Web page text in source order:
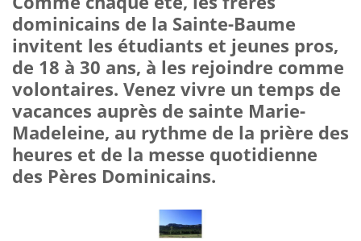
dominicains de la Sainte-Baume
invitent les étudiants et jeunes pros,
de 18 à 30 ans, à les rejoindre comme
volontaires. Venez vivre un temps de
vacances auprès de sainte Marie-
Madeleine, au rythme de la prière des
heures et de la messe quotidienne
des Pères Dominicains.